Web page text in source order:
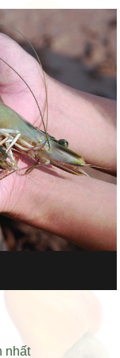
nhất